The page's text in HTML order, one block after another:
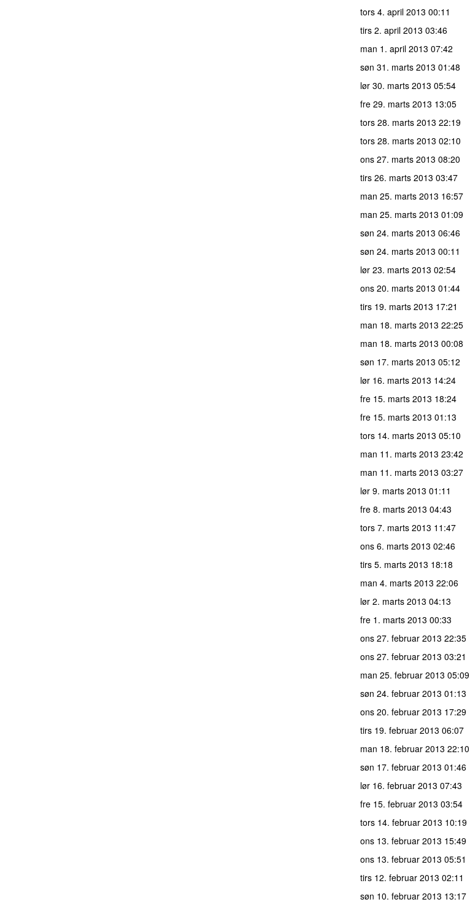
tors 4. april 2013 00:11
tirs 2. april 2013 03:46
man 1. april 2013 07:42
søn 31. marts 2013 01:48
lør 30. marts 2013 05:54
fre 29. marts 2013 13:05
tors 28. marts 2013 22:19
tors 28. marts 2013 02:10
ons 27. marts 2013 08:20
tirs 26. marts 2013 03:47
man 25. marts 2013 16:57
man 25. marts 2013 01:09
søn 24. marts 2013 06:46
søn 24. marts 2013 00:11
lør 23. marts 2013 02:54
ons 20. marts 2013 01:44
tirs 19. marts 2013 17:21
man 18. marts 2013 22:25
man 18. marts 2013 00:08
søn 17. marts 2013 05:12
lør 16. marts 2013 14:24
fre 15. marts 2013 18:24
fre 15. marts 2013 01:13
tors 14. marts 2013 05:10
man 11. marts 2013 23:42
man 11. marts 2013 03:27
lør 9. marts 2013 01:11
fre 8. marts 2013 04:43
tors 7. marts 2013 11:47
ons 6. marts 2013 02:46
tirs 5. marts 2013 18:18
man 4. marts 2013 22:06
lør 2. marts 2013 04:13
fre 1. marts 2013 00:33
ons 27. februar 2013 22:35
ons 27. februar 2013 03:21
man 25. februar 2013 05:09
søn 24. februar 2013 01:13
ons 20. februar 2013 17:29
tirs 19. februar 2013 06:07
man 18. februar 2013 22:10
søn 17. februar 2013 01:46
lør 16. februar 2013 07:43
fre 15. februar 2013 03:54
tors 14. februar 2013 10:19
ons 13. februar 2013 15:49
ons 13. februar 2013 05:51
tirs 12. februar 2013 02:11
søn 10. februar 2013 13:17